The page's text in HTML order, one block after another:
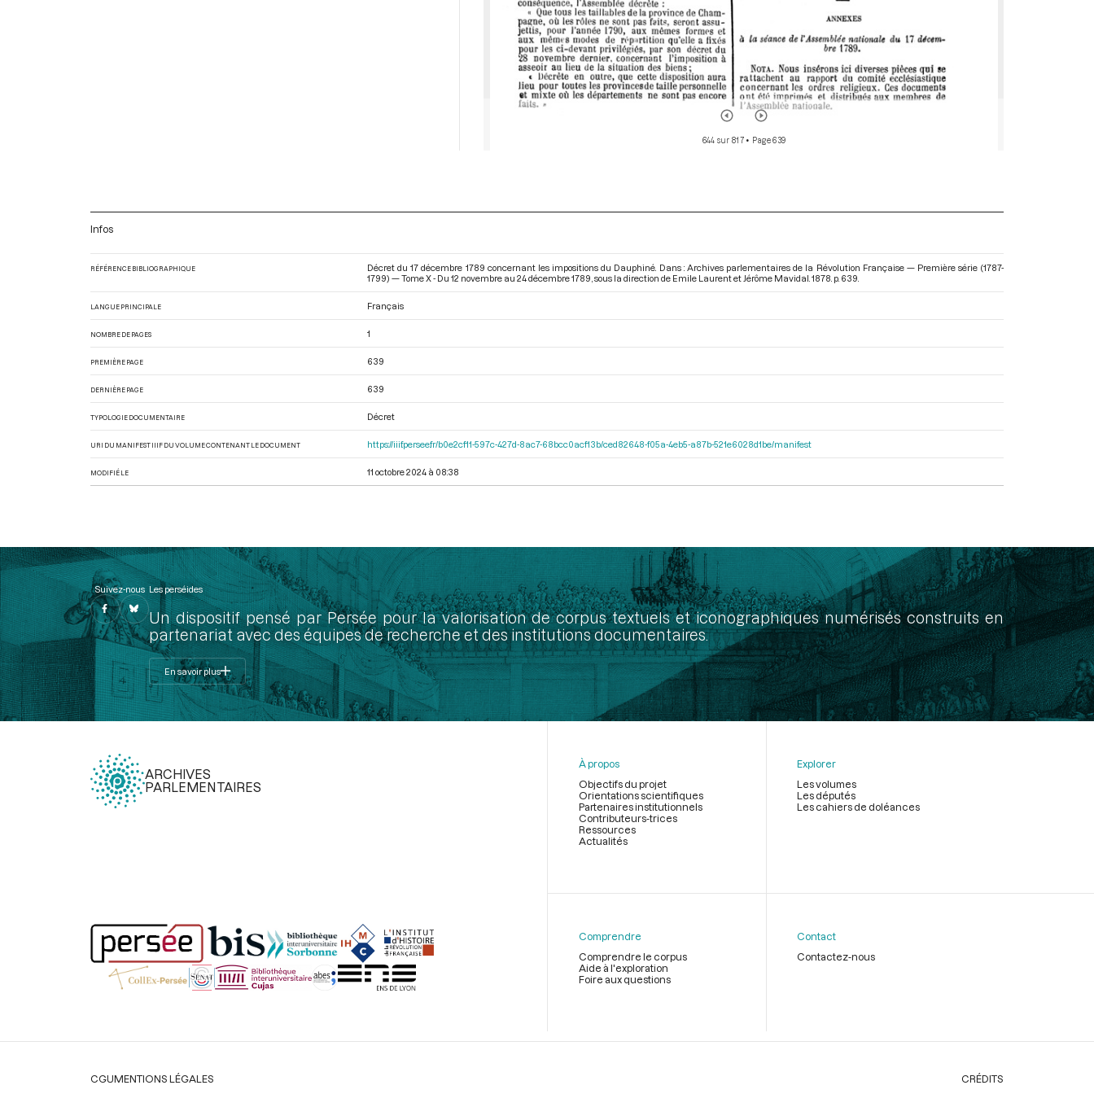
644 sur 817• Page 639
Infos
RÉFÉRENCE BIBLIOGRAPHIQUE
Décret du 17 décembre 1789 concernant les impositions du Dauphiné. Dans : Archives parlementaires de la Révolution Française — Première série (1787-
1799) — Tome X - Du 12 novembre au 24 décembre 1789 , sous la direction de Emile Laurent et Jérôme Mavidal. 1878. p. 639.
LANGUE PRINCIPALE Français
NOMBRE DE PAGES 1
PREMIÈRE PAGE 639
DERNIÈRE PAGE 639
TYPOLOGIE DOCUMENTAIRE Décret
URI DU MANIFEST IIIF DU VOLUME CONTENANT LE DOCUMENT https://iiif.persee.fr/b0e2cf11-597c-427d-8ac7-68bcc0acf13b/ced82648-f05a-4eb5-a87b-521e6028d1be/manifest
MODIFIÉ LE 11 octobre 2024 à 08:38
Suivez-nous Les perséides
Un dispositif pensé par Persée pour la valorisation de corpus textuels et iconographiques numérisés construits en
partenariat avec des équipes de recherche et des institutions documentaires.
En savoir plus
ARCHIVES
PARLEMENTAIRES
page
À propos
Objectifs du projet
Orientations scientifiques
Partenaires institutionnels
Contributeurs-trices
Ressources
Actualités
Explorer
Les volumes
Les députés
Les cahiers de doléances
Comprendre
Comprendre le corpus
Aide à l'exploration
Foire aux questions
Contact
Contactez-nous
Légal
CGUMENTIONS LÉGALES CRÉDITS